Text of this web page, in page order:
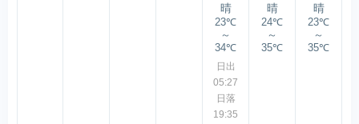
晴
23℃
～
34℃
日出
05:27
日落
19:35
晴
24℃
～
35℃
晴
23℃
～
35℃